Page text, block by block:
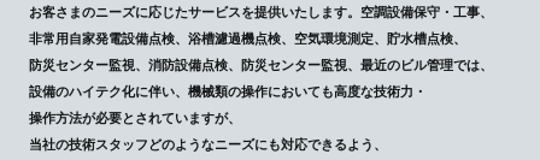
お客さまのニーズに応じたサービスを提供いたします。空調設備保守・工事、
非常用自家発電設備点検、浴槽濾過機点検、空気環境測定、貯水槽点検、
防災センター監視、消防設備点検、防災センター監視、最近のビル管理では、
設備のハイテク化に伴い、機械類の操作においても高度な技術力・
操作方法が必要とされていますが、
当社の技術スタッフどのようなニーズにも対応できるよう、